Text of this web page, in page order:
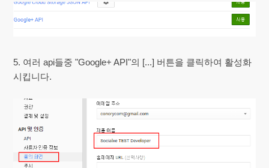
5. 여러 api들중 "Google+ API"의 [...] 버튼을 클릭하여 활성화
시킵니다.